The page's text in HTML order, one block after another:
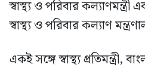
স্বাস্থ্য ও পরিবার
স্বাস্থ্য ও পরিবার কল্যাণ
একই সঙ্গে স্বাস্থ্য প্রতিমন্ত্রী,